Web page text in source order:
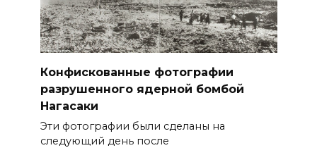
Конфискованные фотографии
разрушенного ядерной бомбой
Нагасаки
Эти фотографии были сделаны на
следующий день после